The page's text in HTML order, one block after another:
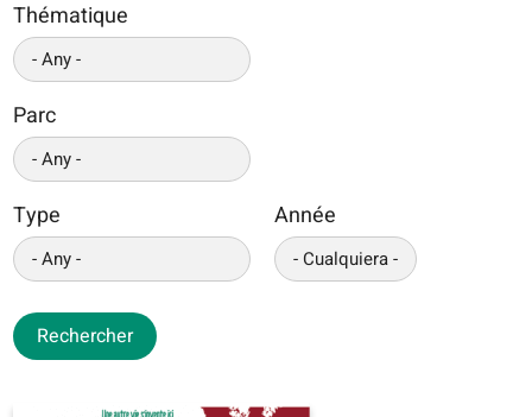
Thématique
Parc
Type Année
Rechercher